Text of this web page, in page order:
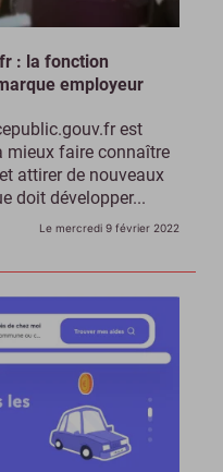
: la fonction
employeur
est
mieux faire connaître
attirer de nouveaux
doit développer...
Le mercredi 9 février 2022